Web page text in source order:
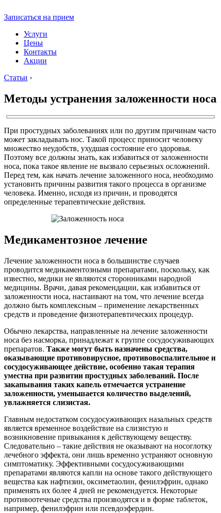
Записаться на прием
Услуги
Цены
Контакты
Акции
Статьи ›
Методы устранения заложенности носа
При простудных заболеваниях или по другим причинам часто
может закладывать нос. Такой процесс приносит человеку
множество неудобств, ухудшая состояние его здоровья.
Поэтому все должны знать, как избавиться от заложенности
носа, пока такое явление не вызвало серьезных осложнений.
Перед тем, как начать лечение заложенного носа, необходимо
установить причины развития такого процесса в организме
человека. Именно, исходя из причин, и проводятся
определенные терапевтические действия.
Медикаментозное лечение
Лечение заложенности носа в большинстве случаев
проводится медикаментозными препаратами, поскольку, как
известно, медики не являются сторонниками народной
медицины. Врачи, давая рекомендации, как избавиться от
заложенности носа, настаивают на том, что лечение всегда
должно быть комплексным – применение лекарственных
средств и проведение физиотерапевтических процедур.
Обычно лекарства, направленные на лечение заложенности
носа без насморка, принадлежат к группе сосудосуживающих
препаратов. Также могут быть назначены средства,
оказывающие противовирусное, противовоспалительное и
сосудосуживающее действие, особенно такая терапия
уместна при развитии простудных заболеваний. После
закапывания таких капель отмечается устранение
заложенности, уменьшается количество выделений,
увлажняется слизистая.
Главным недостатком сосудосуживающих назальных средств
является временное воздействие на слизистую и
возникновение привыкания к действующему веществу.
Следовательно – такие действия не оказывают на носоглотку
лечебного эффекта, они лишь временно устраняют основную
симптоматику. Эффективными сосудосуживающими
препаратами являются капли на основе такого действующего
вещества как нафтизин, оксиметаолин, фенилэфрин, однако
применять их более 4 дней не рекомендуется. Некоторые
противоотечные средства производятся и в форме таблеток,
например, фенилэфрин или псевдоэфердин.